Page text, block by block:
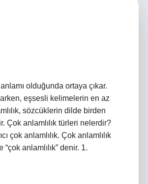
olduğunda ortaya çıkar.
eşsesli kelimelerin en az
sözcüklerin dilde birden
Çok anlamlılık türleri nelerdir?
çok anlamlılık. Çok anlamlılık
anlamlılık” denir. 1.